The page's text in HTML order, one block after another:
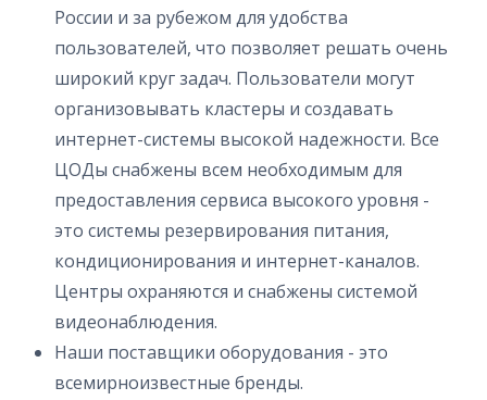
России и за рубежом для удобства
пользователей, что позволяет решать очень
широкий круг задач. Пользователи могут
организовывать кластеры и создавать
интернет-системы высокой надежности. Все
ЦОДы снабжены всем необходимым для
предоставления сервиса высокого уровня -
это системы резервирования питания,
кондиционирования и интернет-каналов.
Центры охраняются и снабжены системой
видеонаблюдения.
Наши поставщики оборудования - это
всемирноизвестные бренды.